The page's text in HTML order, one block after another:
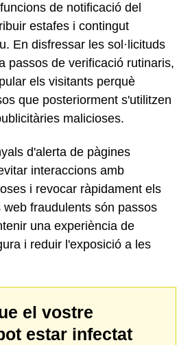
de notificació del
estafes i contingut
En disfressar les sol·licituds
passos de verificació rutinaris,
els visitants perquè
que posteriorment s'utilitzen
malicioses.
d'alerta de pàgines
interaccions amb
i revocar ràpidament els
fraudulents són passos
una experiència de
i reduir l'exposició a les
el vostre
estar infectat